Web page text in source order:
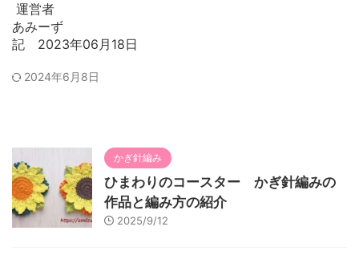
運営者
あみーず
記 2023年06月18日
2024年6月8日
かぎ針編み
ひまわりのコースター かぎ針編みの
作品と編み方の紹介
2025/9/12